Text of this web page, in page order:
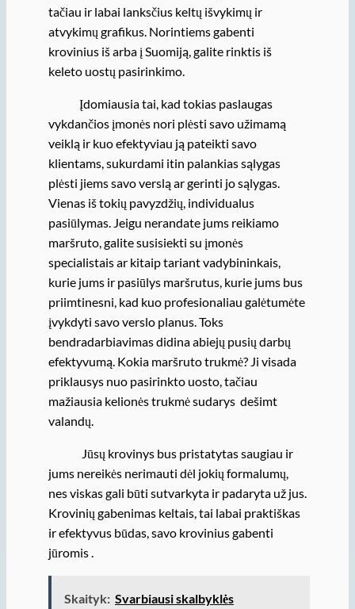
tačiau ir labai lanksčius keltų išvykimų ir
atvykimų grafikus. Norintiems gabenti
krovinius iš arba į Suomiją, galite rinktis iš
keleto uostų pasirinkimo.
Įdomiausia tai, kad tokias paslaugas
vykdančios įmonės nori plėsti savo užimamą
veiklą ir kuo efektyviau ją pateikti savo
klientams, sukurdami itin palankias sąlygas
plėsti jiems savo verslą ar gerinti jo sąlygas.
Vienas iš tokių pavyzdžių, individualus
pasiūlymas. Jeigu nerandate jums reikiamo
maršruto, galite susisiekti su įmonės
specialistais ar kitaip tariant vadybininkais,
kurie jums ir pasiūlys maršrutus, kurie jums bus
priimtinesni, kad kuo profesionaliau galėtumėte
įvykdyti savo verslo planus. Toks
bendradarbiavimas didina abiejų pusių darbų
efektyvumą. Kokia maršruto trukmė? Ji visada
priklausys nuo pasirinkto uosto, tačiau
mažiausia kelionės trukmė sudarys dešimt
valandų.
Jūsų krovinys bus pristatytas saugiau ir
jums nereikės nerimauti dėl jokių formalumų,
nes viskas gali būti sutvarkyta ir padaryta už jus.
Krovinių gabenimas keltais, tai labai praktiškas
ir efektyvus būdas, savo krovinius gabenti
jūromis .
Skaityk: Svarbiausi skalbyklės